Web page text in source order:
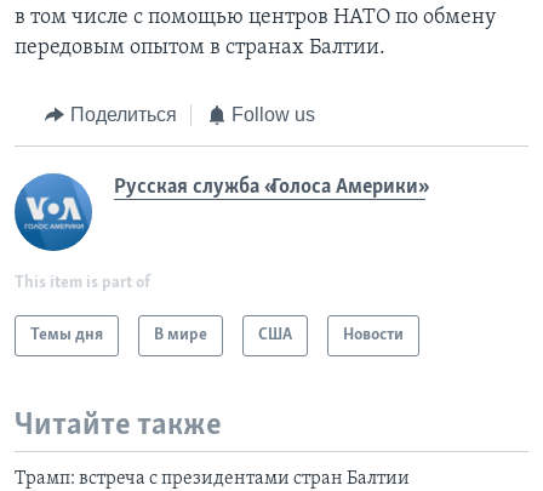
в том числе с помощью центров НАТО по обмену
передовым опытом в странах Балтии.
Поделиться Follow us
Русская служба «Голоса Америки»
This item is part of
Темы дня В мире США Новости
Читайте также
Трамп: встреча с президентами стран Балтии